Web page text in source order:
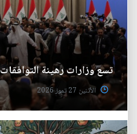
تسع وزارات رهينة التوافقات
الأثنين 27 تموز 2026